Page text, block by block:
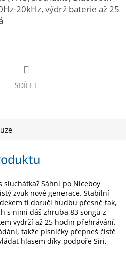
20kHz, výdrž baterie až 25
SDÍLET
sluchátka? Sáhni po Niceboy
zvuk nové generace. Stabilní
ti doručí hudbu přesně tak,
s nimi dáš zhruba 83 songů z
vydrží až 25 hodin přehrávání.
takže písničky přepneš čistě
hlasem díky podpoře Siri,